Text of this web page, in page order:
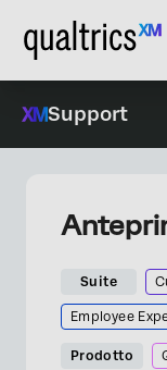
Support
Suite
Employee
Prodotto